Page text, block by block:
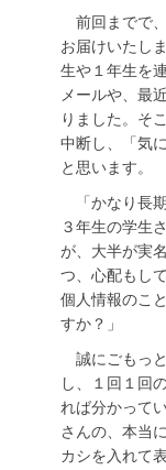
前回までで
お届けいたし
生や１年生を
メールや、最
りました。そ
中断し、「気
と思います。
「かなり長期
３年生の学生
が、大半が実
つ、心配もし
個人情報のこ
すか？」
誠にごもっ
し、１回１回
れば分かって
さんの、本当
カシを入れて